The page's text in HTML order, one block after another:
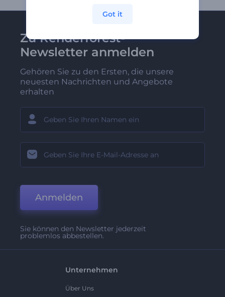
Zu Renderforest-
Newsletter anmelden
Gehören Sie zu den Ersten, die unsere
neuesten Nachrichten und Angebote
erhalten
Anmelden
Sie können den Newsletter jederzeit
problemlos abbestellen.
Unternehmen
Über Uns
Got it